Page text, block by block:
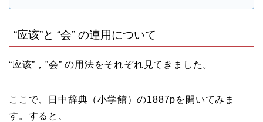
“应该”と “会” の連用について
“应该”，”会” の用法をそれぞれ見てきました。
ここで、日中辞典（小学館）の1887pを開いてみま
す。すると、